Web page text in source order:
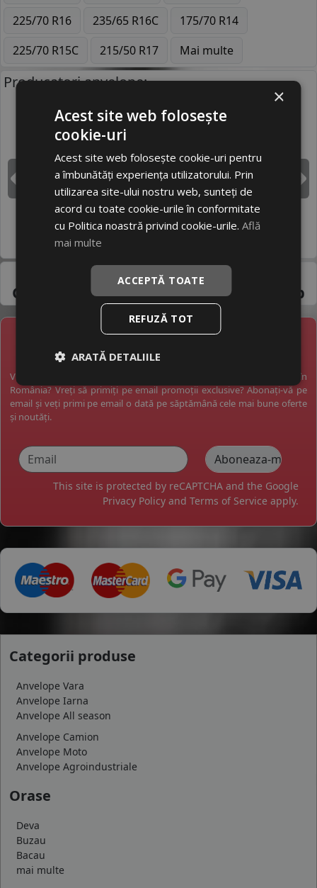
225/70 R16
235/65 R16C
175/70 R14
225/70 R15C
215/50 R17 Mai multe
Producatori anvelope:
BRIDGESTONE
DUNLOP GOODYEAR
HANKOOK MICHELIN
Inapoi
Pneuri 145/80R12C -
Gama variata de laproducatori de top
Vreți să fiți la curent cu toate noutățile în industria anvelopelor în
România? Vreți să primiți pe email promoții exclusive? Abonați-vă pe
email și veți primi pe email o dată pe săptămână cele mai bune oferte
și noutăți.
This site is protected by reCAPTCHA and the Google
Privacy Policy and Terms of Service apply.
Categorii produse
Anvelope Vara
Anvelope Iarna
Anvelope All season
Anvelope Camion
Anvelope Moto
Anvelope Agroindustriale
Orase
Deva
Buzau
Bacau
mai multe
×
Acest site web folosește
cookie-uri
Acest site web folosește cookie-uri pentru
a îmbunătăți experiența utilizatorului. Prin
utilizarea site-ului nostru web, sunteți de
acord cu toate cookie-urile în conformitate
cu Politica noastră privind cookie-urile.Află
mai multe
ACCEPTĂ TOATE
REFUZĂ TOT
ARATĂ DETALIILE